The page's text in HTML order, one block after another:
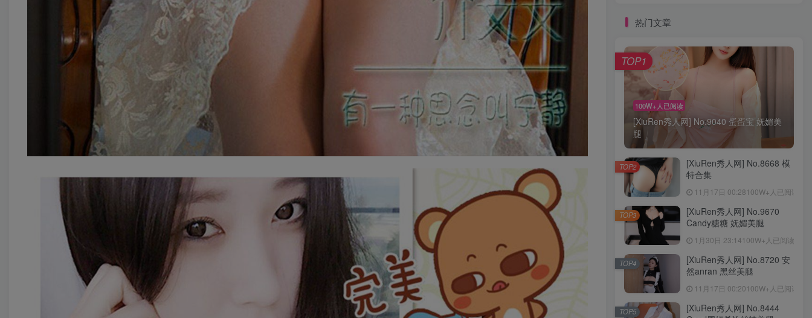
热门文章
100W+人已阅读
[XiuRen秀人网] No.9040 蛋蛋宝 妩媚美
腿
TOP1
[XiuRen秀人网] No.8668 模
特合集
11月17日 00:28 100W+人已阅读
TOP2
[XiuRen秀人网] No.9670
Candy糖糖 妩媚美腿
1月30日 23:14 100W+人已阅读
TOP3
[XiuRen秀人网] No.8720 安
然anran 黑丝美腿
11月17日 00:20 100W+人已阅读
TOP4
[XiuRen秀人网] No.8444
TOP5